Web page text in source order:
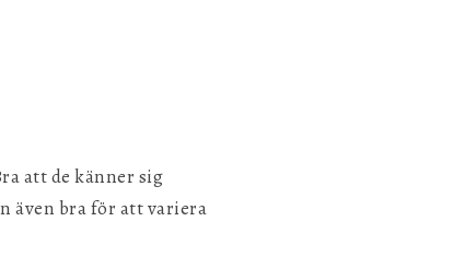
att de känner sig
även bra för att variera